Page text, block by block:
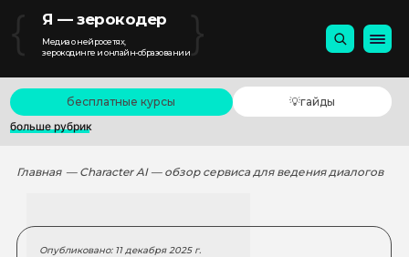
{ Я — зерокодер
Медиа о нейросетях,
зерокодинге и онлайн-образовании}
бесплатные курсы
💡гайды
больше рубрик
Главная — Character AI — обзор сервиса для ведения диалогов
Опубликовано: 11 декабря 2025 г.